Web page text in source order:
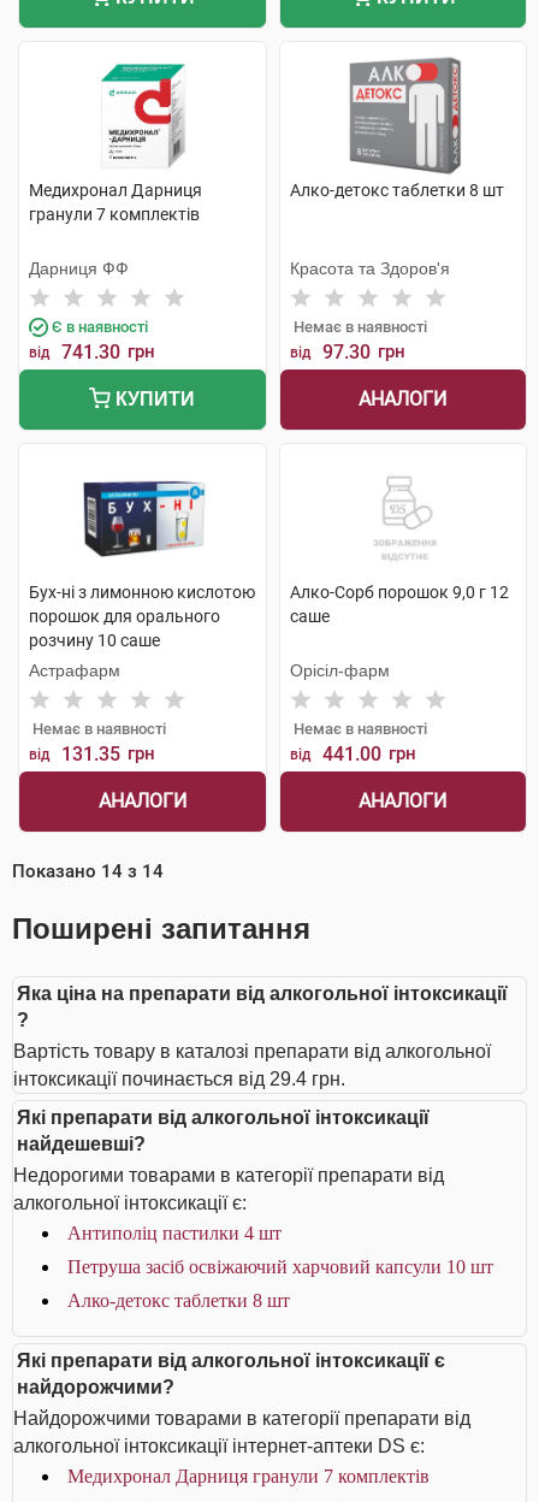
Медихронал Дарниця
гранули 7 комплектів
Дарниця ФФ
Є в наявності
від 741.30 грн
КУПИТИ
Алко-детокс таблетки 8 шт
Красота та Здоров'я
Немає в наявності
від 97.30 грн
АНАЛОГИ
Бух-ні з лимонною кислотою
порошок для орального
розчину 10 саше
Астрафарм
Немає в наявності
від 131.35 грн
АНАЛОГИ
Алко-Сорб порошок 9,0 г 12
саше
Орісіл-фарм
Немає в наявності
від 441.00 грн
АНАЛОГИ
Показано 14 з 14
Поширені запитання
Яка ціна на препарати від алкогольної інтоксикації
?
Вартість товару в каталозі препарати від алкогольної
інтоксикації починається від 29.4 грн.
Які препарати від алкогольної інтоксикації
найдешевші?
Недорогими товарами в категорії препарати від
алкогольної інтоксикації є:
Антиполіц пастилки 4 шт
Петруша засіб освіжаючий харчовий капсули 10 шт
Алко-детокс таблетки 8 шт
Які препарати від алкогольної інтоксикації є
найдорожчими?
Найдорожчими товарами в категорії препарати від
алкогольної інтоксикації інтернет-аптеки DS є:
Медихронал Дарниця гранули 7 комплектів